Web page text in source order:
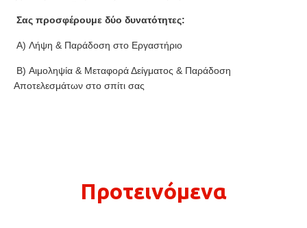
Σας προσφέρουμε δύο δυνατότητες:
A) Λήψη & Παράδοση στο Εργαστήριο
B) Αιμοληψία & Μεταφορά Δείγματος & Παράδοση
Αποτελεσμάτων στο σπίτι σας
Προτεινόμενα